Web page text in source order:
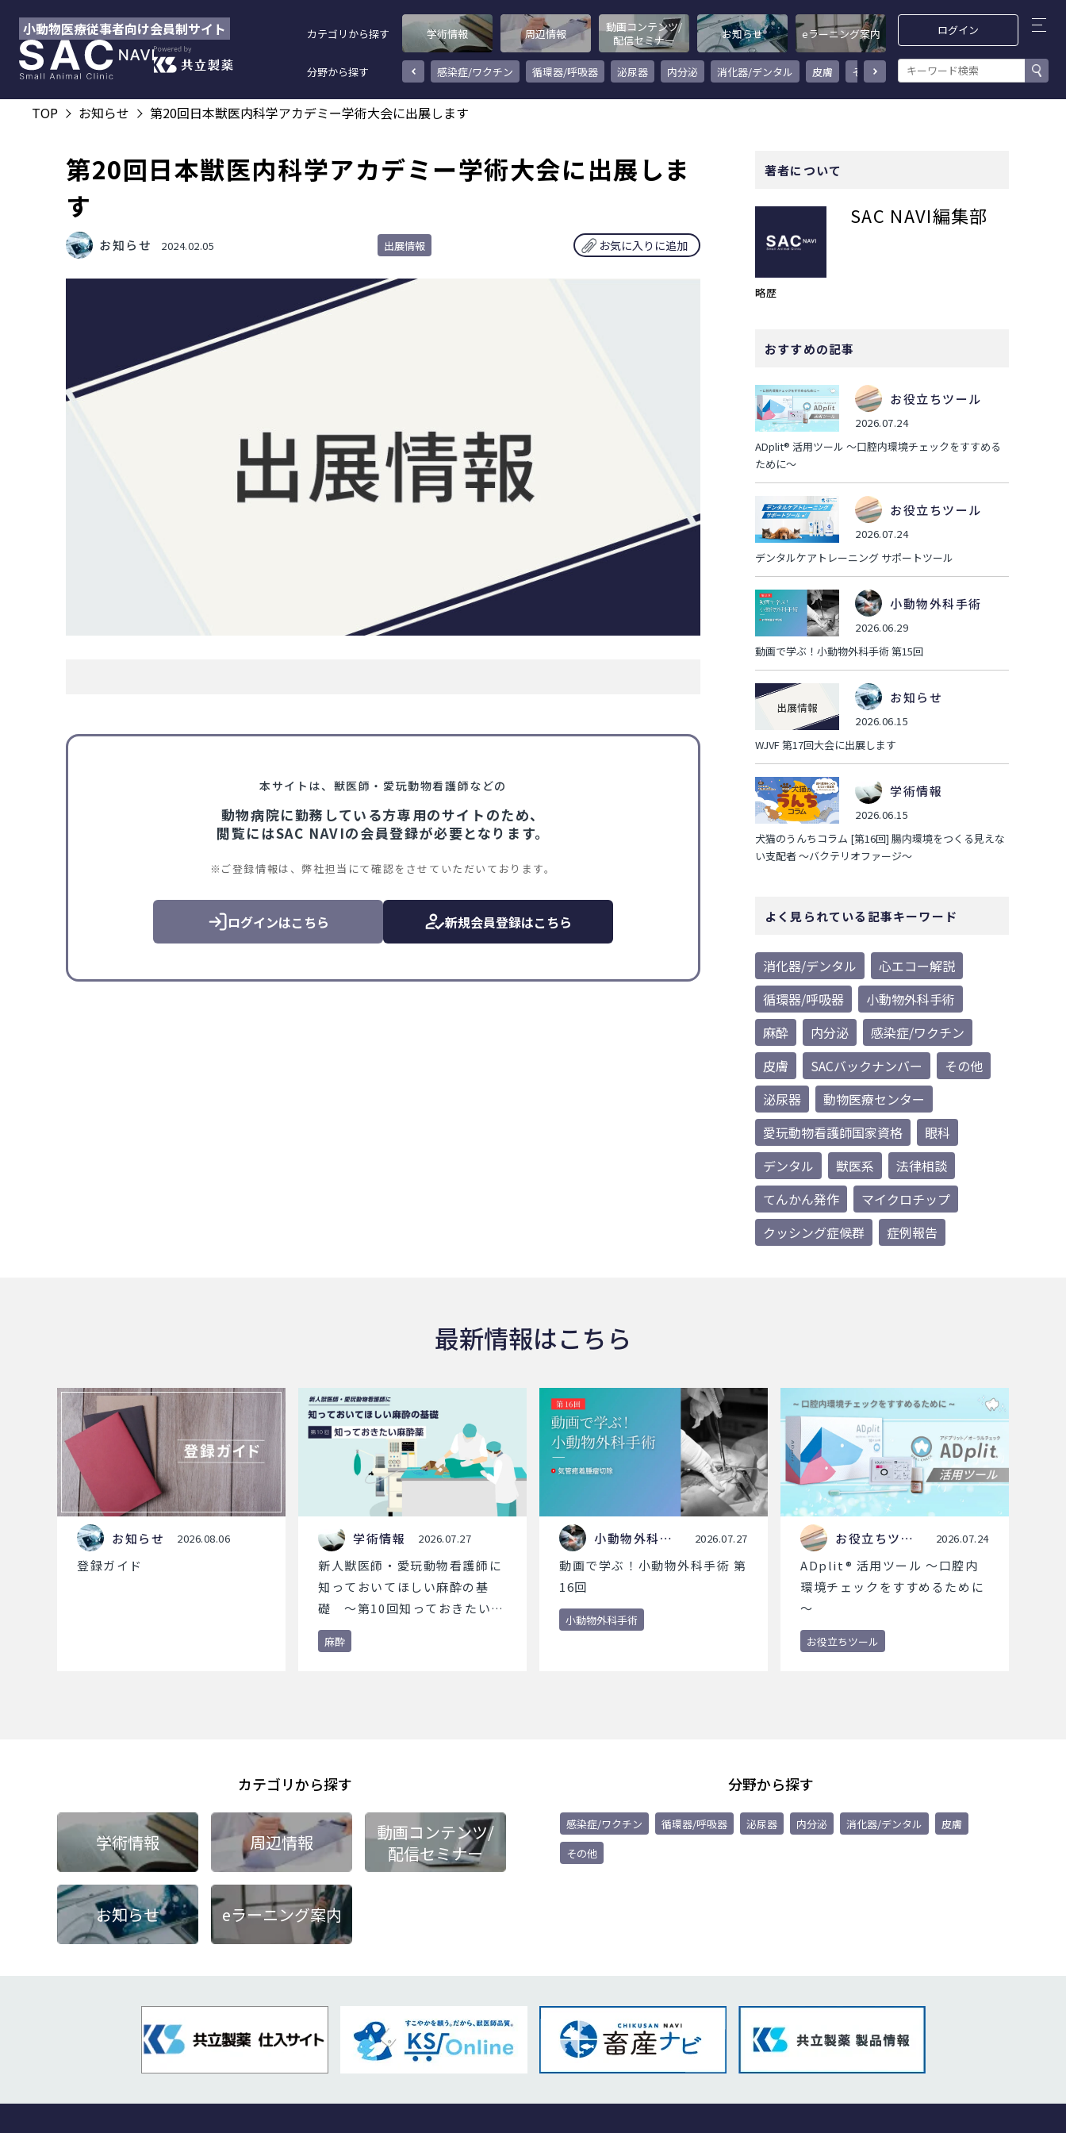
小動物医療従事者向け会員制サイト カテゴリから探す 学術情報 周辺情報
動画コンテンツ/
配信セミナー
お知らせ eラーニング案内
分野から探す その他 感染症/ワクチン 循環器/呼吸器 泌尿器 内分泌 消化器/デンタル 皮膚 その他 感染症/ワクチン 循環器/呼吸器
ログイン
TOP お知らせ 第20回日本獣医内科学アカデミー学術大会に出展します
第20回日本獣医内科学アカデミー学術大会に出展しま
す
お知らせ 2024.02.05 出展情報 お気に入りに追加
本サイトは、獣医師・愛玩動物看護師などの
動物病院に勤務している方専用のサイトのため、
閲覧にはSAC NAVIの会員登録が必要となります。
ご登録情報は、弊社担当にて確認をさせていただいております。
ログインはこちら 新規会員登録はこちら
著者について
SAC NAVI編集部
略歴
おすすめの記事
お役立ちツール
2026.07.24
ADplit® 活用ツール ～口腔内環境チェックをすすめる
ために～
お役立ちツール
2026.07.24
デンタルケアトレーニング サポートツール
小動物外科手術
2026.06.29
動画で学ぶ！小動物外科手術 第15回
お知らせ
2026.06.15
WJVF 第17回大会に出展します
学術情報
2026.06.15
犬猫のうんちコラム [第16回] 腸内環境をつくる見えな
い支配者 ～バクテリオファージ～
よく見られている記事キーワード
消化器/デンタル
心エコー解説
循環器/呼吸器
小動物外科手術
麻酔
内分泌
感染症/ワクチン
皮膚
SACバックナンバー
その他
泌尿器
動物医療センター
愛玩動物看護師国家資格
眼科
デンタル
獣医系
法律相談
てんかん発作
マイクロチップ
クッシング症候群
症例報告
最新情報はこちら
お知らせ 2026.08.06
登録ガイド
学術情報 2026.07.27
新人獣医師・愛玩動物看護師に
知っておいてほしい麻酔の基
礎 ～第10回知っておきたい麻
酔薬～
麻酔
小動物外科手
術
2026.07.27
動画で学ぶ！小動物外科手術 第
16回
小動物外科手術
お役立ちツー
ル
2026.07.24
ADplit® 活用ツール ～口腔内
環境チェックをすすめるために
～
お役立ちツール
カテゴリから探す
学術情報 周辺情報
動画コンテンツ/
配信セミナー
お知らせ eラーニング案内
分野から探す
感染症/ワクチン 循環器/呼吸器 泌尿器 内分泌 消化器/デンタル
皮膚
その他